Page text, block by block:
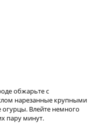
обжарьте с
нарезанные крупными
Влейте немного
пару минут.